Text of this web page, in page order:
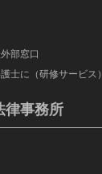
部窓口
士に（研修サービス）
律事務所